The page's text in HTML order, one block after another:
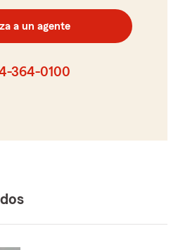
a un agente
364-0100